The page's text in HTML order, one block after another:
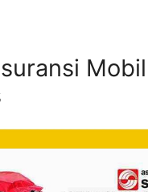
Mobil